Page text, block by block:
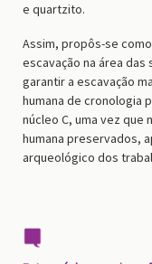
e quartzito.
Assim, propôs-se
escavação na área das
garantir a escavação
humana de cronologia
núcleo C, uma vez que
humana preservados,
arqueológico dos